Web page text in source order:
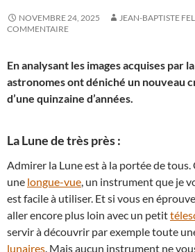
NOVEMBRE 24, 2025 JEAN-BAPTISTE
COMMENTAIRE
En analysant les images acquises par
astronomes ont déniché un nouveau
d’une quinzaine d’années.
La Lune de très près :
Admirer la Lune est à la portée de tous.
une longue-vue, un instrument que je
est facile à utiliser. Et si vous en
aller encore plus loin avec un petit
servir à découvrir par exemple toute
lunaires. Mais aucun instrument ne